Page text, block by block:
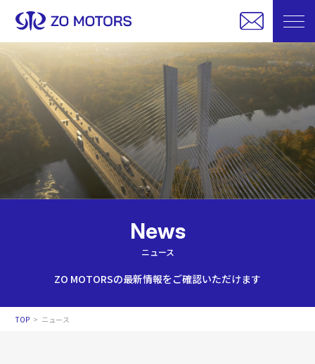
News
ニュース
ZO MOTORSの最新情報をご確認いただけます
TOP ニュース